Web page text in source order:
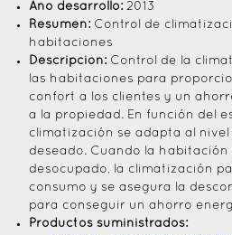
Año desarrollo: 2013
Resumen: Control de
habitaciones
Descripción: Control de la
las habitaciones para
confort a los clientes y un
a la propiedad. En función del
climatización se adapta al
deseado. Cuando la habitación
desocupado, la climatización
consumo y se asegura la
para conseguir un ahorro
Productos suministrados: